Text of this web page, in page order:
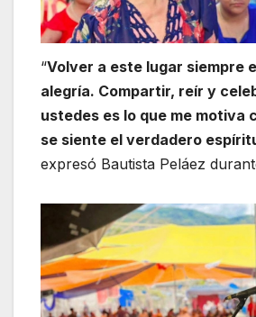
“Volver a este lugar siempre
alegría. Compartir, reír y
ustedes es lo que me motiva
se siente el verdadero
expresó Bautista Peláez